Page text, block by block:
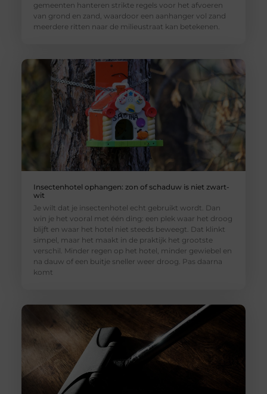
gemeenten hanteren strikte regels voor het afvoeren
van grond en zand, waardoor een aanhanger vol zand
meerdere ritten naar de milieustraat kan betekenen.
Insectenhotel ophangen: zon of schaduw is niet zwart-
wit
Je wilt dat je insectenhotel echt gebruikt wordt. Dan
win je het vooral met één ding: een plek waar het droog
blijft en waar het hotel niet steeds beweegt. Dat klinkt
simpel, maar het maakt in de praktijk het grootste
verschil. Minder regen op het hotel, minder gewiebel en
na dauw of een buitje sneller weer droog. Pas daarna
komt